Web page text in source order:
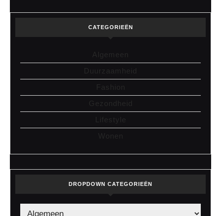
CATEGORIEËN
Algemeen
Duurzaamheid
Fashion
Gezondheid
Lifestyle
Wonen
DROPDOWN CATEGORIEËN